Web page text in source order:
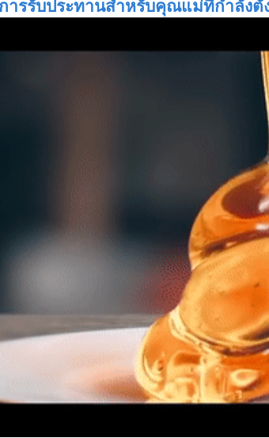
ารรับประทานสำหรับคุณแม่ที่กำลังตั้